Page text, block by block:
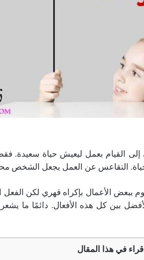
إلى القيام بعمل ليعيش حياة سعيدة.
التقاعس عن العمل يجعل الشخص
ببعض الأعمال بإكراه قهري لكن
بين كل هذه الأفعال. دائمًا ما
في هذا المقال